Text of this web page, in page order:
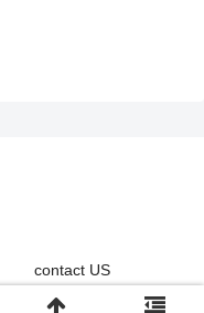
contact US
All Rights Reserved.